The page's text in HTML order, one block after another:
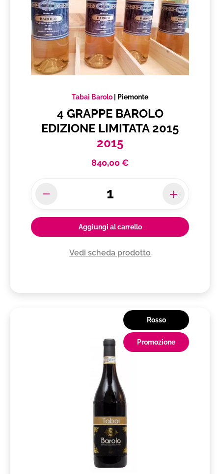
Tabai Barolo Piemonte
4 GRAPPE BAROLO
EDIZIONE LIMITATA 2015
2015
840,00 €
Aggiungi al carrello
Vedi scheda prodotto
Rosso
Promozione